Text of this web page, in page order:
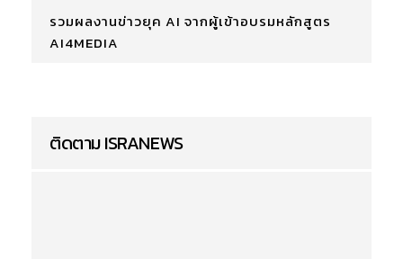
รวมผลงานข่าวยุค AI จากผู้เข้าอบรมหลักสูตร
AI4MEDIA
ติดตาม ISRANEWS